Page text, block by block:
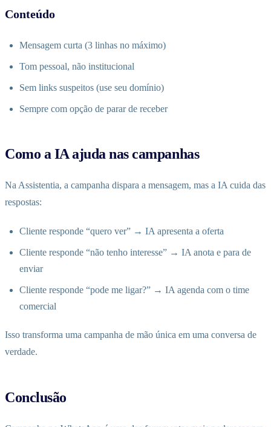
Conteúdo
Mensagem curta (3 linhas no máximo)
Tom pessoal, não institucional
Sem links suspeitos (use seu domínio)
Sempre com opção de parar de receber
Como a IA ajuda nas campanhas
Na Assistentia, a campanha dispara a mensagem, mas a IA cuida das
respostas:
Cliente responde “quero ver” → IA apresenta a oferta
Cliente responde “não tenho interesse” → IA anota e para de
enviar
Cliente responde “pode me ligar?” → IA agenda com o time
comercial
Isso transforma uma campanha de mão única em uma conversa de
verdade.
Conclusão